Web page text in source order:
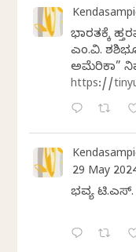
ಭಾರತಕ್ಕೆ
ಎಂ.ವಿ.
ಅಮೆರಿಕಾ”
https://
29 May
ಭವ್ಯ